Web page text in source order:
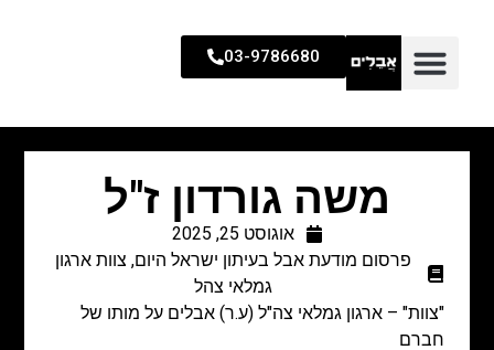
03-9786680
משה גורדון ז"ל
אוגוסט 25, 2025
פרסום מודעת אבל בעיתון ישראל היום, צוות ארגון
גמלאי צהל
"צוות" – ארגון גמלאי צה"ל (ע.ר) אבלים על מותו של
חברם